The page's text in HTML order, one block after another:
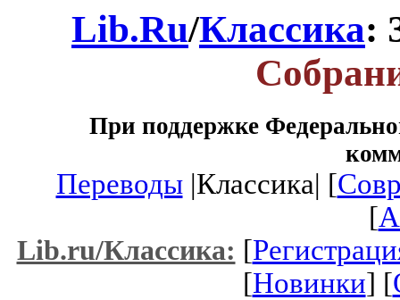
Lib.Ru/Классика:
При поддержке
Переводы|Классика| [
[
Lib.ru/Классика: [
[Новинки] [